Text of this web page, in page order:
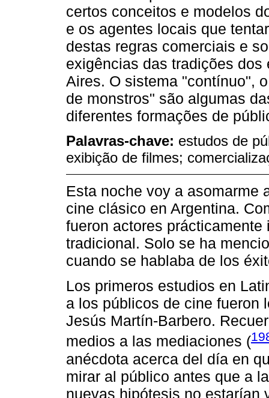
certos conceitos e modelos
e os agentes locais que
destas regras comerciais e
exigências das tradições
Aires. O sistema "contínuo",
de monstros" são algumas
diferentes formações de
Palavras-chave: estudos de
exibição de filmes;
Esta noche voy a asomarme
cine clásico en Argentina.
fueron actores
tradicional. Solo se ha
cuando se hablaba de los
Los primeros estudios en
a los públicos de cine fueron
Jesús Martín-Barbero.
medios a las mediaciones (
anécdota acerca del día en
mirar al público antes que a
nuevas hipótesis no estarían